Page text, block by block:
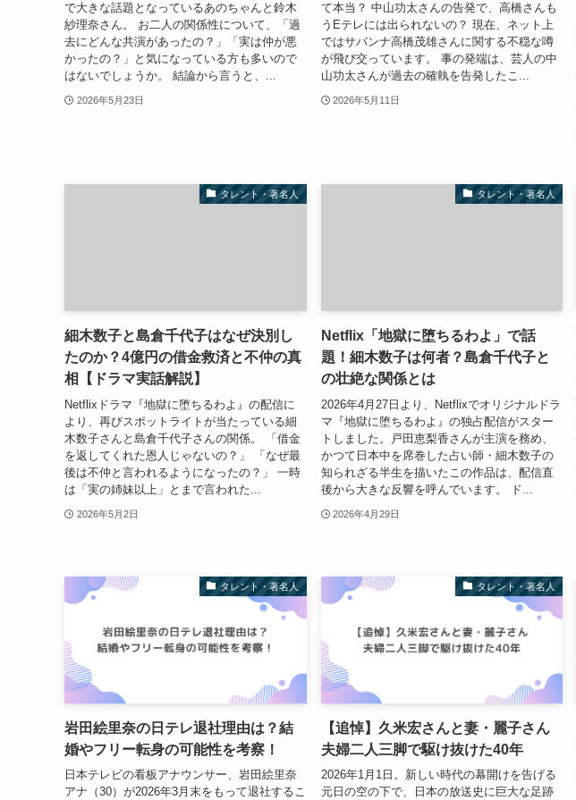
で大きな話題となっているあのちゃんと鈴木
紗理奈さん。 お二人の関係性について、「過
去にどんな共演があったの？」「実は仲が悪
かったの？」と気になっている方も多いので
はないでしょうか。 結論から言うと、...
2026年5月23日
て本当？ 中山功太さんの告発で、高橋さんも
うEテレには出られないの？ 現在、ネット上
ではサバンナ高橋茂雄さんに関する不穏な噂
が飛び交っています。 事の発端は、芸人の中
山功太さんが過去の確執を告発したこ...
2026年5月11日
タレント・著名人
細木数子と島倉千代子はなぜ決別し
たのか？4億円の借金救済と不仲の真
相【ドラマ実話解説】
Netflixドラマ『地獄に堕ちるわよ』の配信に
より、再びスポットライトが当たっている細
木数子さんと島倉千代子さんの関係。 「借金
を返してくれた恩人じゃないの？」 「なぜ最
後は不仲と言われるようになったの？」 一時
は「実の姉妹以上」とまで言われた...
2026年5月2日
タレント・著名人
Netflix「地獄に堕ちるわよ」で話
題！細木数子は何者？島倉千代子と
の壮絶な関係とは
2026年4月27日より、Netflixでオリジナルドラ
マ『地獄に堕ちるわよ』の独占配信がスター
トしました。戸田恵梨香さんが主演を務め、
かつて日本中を席巻した占い師・細木数子の
知られざる半生を描いたこの作品は、配信直
後から大きな反響を呼んでいます。 ド...
2026年4月29日
タレント・著名人
岩田絵里奈の日テレ退社理由は？結
婚やフリー転身の可能性を考察！
日本テレビの看板アナウンサー、岩田絵里奈
アナ（30）が2026年3月末をもって退社するこ
タレント・著名人
【追悼】久米宏さんと妻・麗子さん
夫婦二人三脚で駆け抜けた40年
2026年1月1日。新しい時代の幕開けを告げる
元日の空の下で、日本の放送史に巨大な足跡